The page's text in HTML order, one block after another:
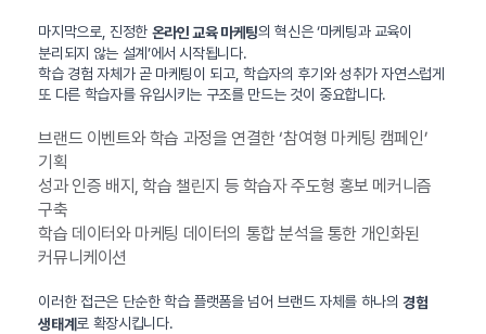
마지막으로, 진정한 온라인 교육 마케팅의 혁신은 ‘마케팅과 교육이
분리되지 않는 설계’에서 시작됩니다.
학습 경험 자체가 곧 마케팅이 되고, 학습자의 후기와 성취가 자연스럽게
또 다른 학습자를 유입시키는 구조를 만드는 것이 중요합니다.
브랜드 이벤트와 학습 과정을 연결한 ‘참여형 마케팅 캠페인’
기획
성과 인증 배지, 학습 챌린지 등 학습자 주도형 홍보 메커니즘
구축
학습 데이터와 마케팅 데이터의 통합 분석을 통한 개인화된
커뮤니케이션
이러한 접근은 단순한 학습 플랫폼을 넘어 브랜드 자체를 하나의경험
생태계 로 확장시킵니다.